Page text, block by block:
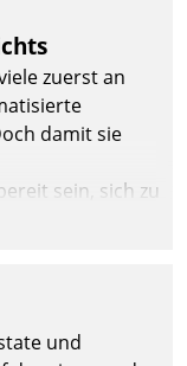
zuerst an
damit sie
sein, sich zu
sie an ihr
und